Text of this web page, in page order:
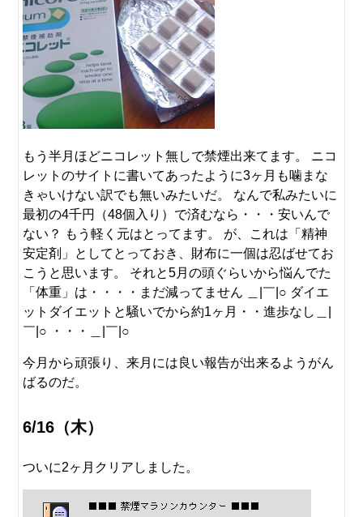
もう半月ほどニコレット無しで禁煙出来てます。 ニコ
レットのサイトに書いてあったように3ヶ月も噛まな
きゃいけない訳でも無いみたいだ。 なんで私みたいに
最初の4千円（48個入り）で済むなら・・・安いんで
ない？ もう軽く元はとってます。 が、これは「精神
安定剤」としてとっておき、財布に一個は忍ばせてお
こうと思います。 それと5月の頭ぐらいから悩んでた
「体重」は・・・・まだ減ってません ＿|￣|○ ダイエ
ットダイエットと騒いでから約1ヶ月・・進歩なし＿|
￣|○ ・・・＿|￣|○
今月から頑張り、来月には良い報告が出来るようがん
ばるのだ。
6/16（木）
ついに2ヶ月クリアしました。